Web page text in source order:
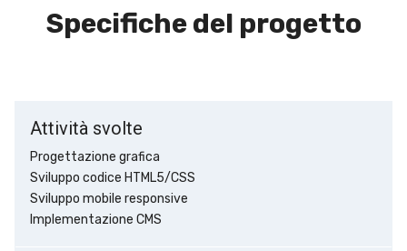
Specifiche del progetto
Attività svolte
Progettazione grafica
Sviluppo codice HTML5/CSS
Sviluppo mobile responsive
Implementazione CMS